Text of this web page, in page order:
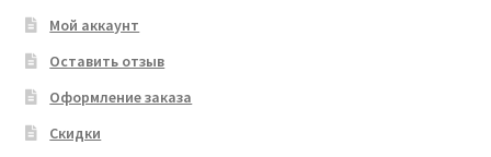
Мой аккаунт
Оставить отзыв
Оформление заказа
Скидки